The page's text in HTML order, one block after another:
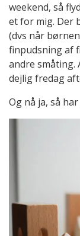
weekend, så
et for mig. Der
(dvs når
finpudsning af
andre småting.
dejlig fredag
Og nå ja, så